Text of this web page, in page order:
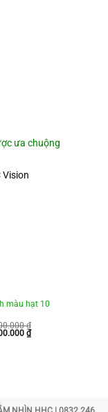
ưa chuộng
Vision
màu hạt 10
₫
₫Giá
hiện